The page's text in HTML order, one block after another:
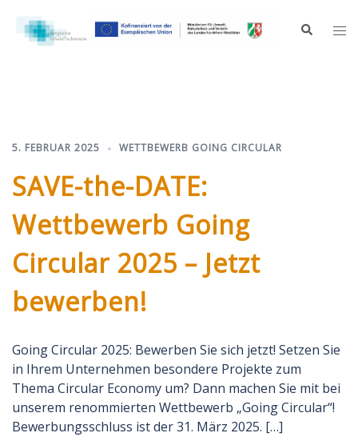
Inhalt
springen
Suche
5. FEBRUAR 2025 WETTBEWERB GOING CIRCULAR
SAVE-the-DATE:
Wettbewerb Going
Circular 2025 – Jetzt
bewerben!
Going Circular 2025: Bewerben Sie sich jetzt! Setzen Sie
in Ihrem Unternehmen besondere Projekte zum
Thema Circular Economy um? Dann machen Sie mit bei
unserem renommierten Wettbewerb „Going Circular“!
Bewerbungsschluss ist der 31. März 2025. […]